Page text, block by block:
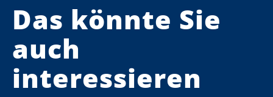
Das könnte Sie
auch
interessieren